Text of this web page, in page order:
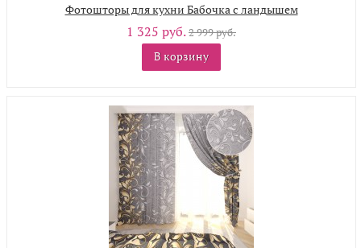
Фотошторы для кухни Бабочка с ландышем
1 325 руб.2 999 руб.
В корзину